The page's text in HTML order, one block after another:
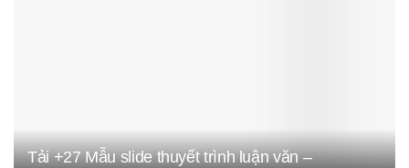
Tải +27 Mẫu slide thuyết trình luận văn –